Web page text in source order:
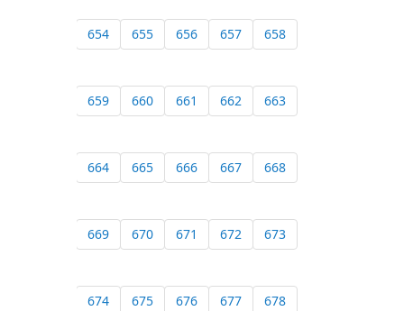
654 655 656 657 658
659 660 661 662 663
664 665 666 667 668
669 670 671 672 673
674 675 676 677 678